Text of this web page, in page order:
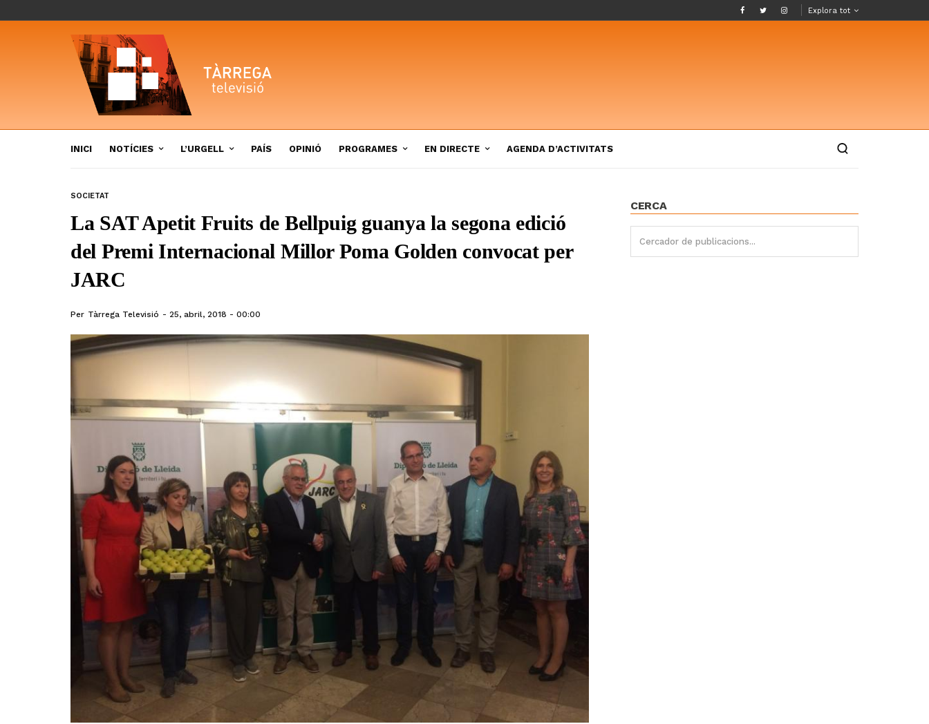
Explora tot
INICI NOTÍCIES L’URGELL PAÍS OPINIÓ PROGRAMES EN DIRECTE AGENDA D’ACTIVITATS
SOCIETAT
La SAT Apetit Fruits de Bellpuig guanya la segona edició
del Premi Internacional Millor Poma Golden convocat per
JARC
Per Tàrrega Televisió 25, abril, 2018 - 00:00
CERCA